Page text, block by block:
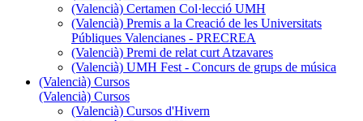
(Valencià) Certamen Col·lecció UMH
(Valencià) Premis a la Creació de les Universitats
Públiques Valencianes - PRECREA
(Valencià) Premi de relat curt Atzavares
(Valencià) UMH Fest - Concurs de grups de música
(Valencià) Cursos
(Valencià) Cursos
(Valencià) Cursos d'Hivern